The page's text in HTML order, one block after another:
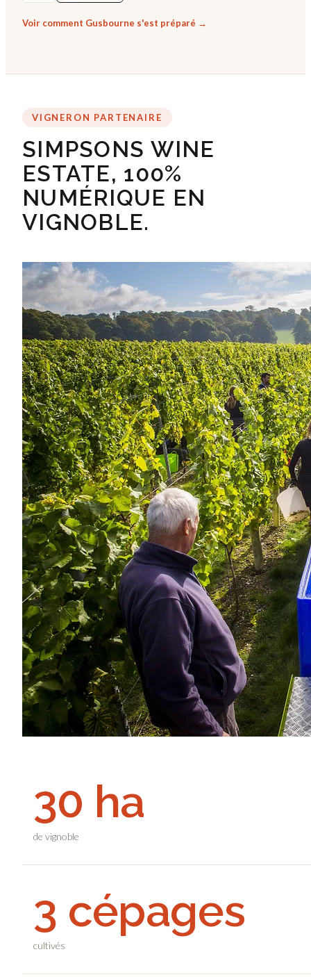
Voir comment Gusbourne s'est préparé →
VIGNERON PARTENAIRE
SIMPSONS WINE
ESTATE, 100%
NUMÉRIQUE EN
VIGNOBLE.
30 ha
de vignoble
3 cépages
cultivés